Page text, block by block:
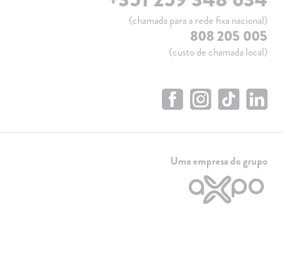
(chamada para a rede fixa nacional)
808 205 005
(custo de chamada local)
Uma empresa do grupo